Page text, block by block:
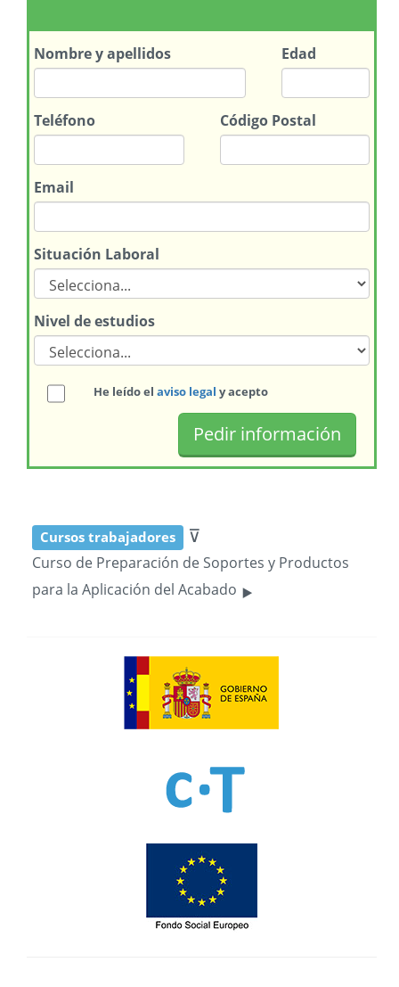
Nombrey apellidos Edad
Teléfono Código Postal
Email
Situación Laboral
Nivel de estudios
He leído el aviso legal y acepto
Cursos trabajadores ⊽
Curso de Preparación de Soportes y Productos
para la Aplicación del Acabado ‣